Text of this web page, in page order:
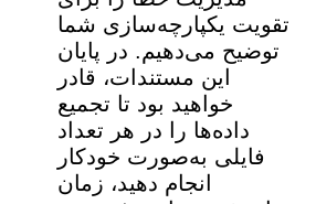
تقویت یکپارچه‌سازی شما
توضیح می‌دهیم. در پایان
این مستندات، قادر
خواهید بود تا تجمیع
داده‌ها را در هر تعداد
فایلی به‌صورت خودکار
انجام دهید، زمان